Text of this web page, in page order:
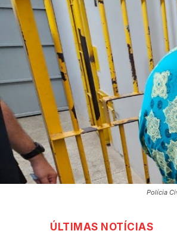
Polícia
ÚLTIMAS NOTÍCIAS